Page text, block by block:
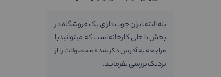
بله البته.ایران چوب دارای یک فروشگاه در
بخش داخلی کارخانه است که میتوانیدبا
مراجعه به آدرس ذکر شده محصولات را از
نزدیک بررسی بفرمایید.
ثبت